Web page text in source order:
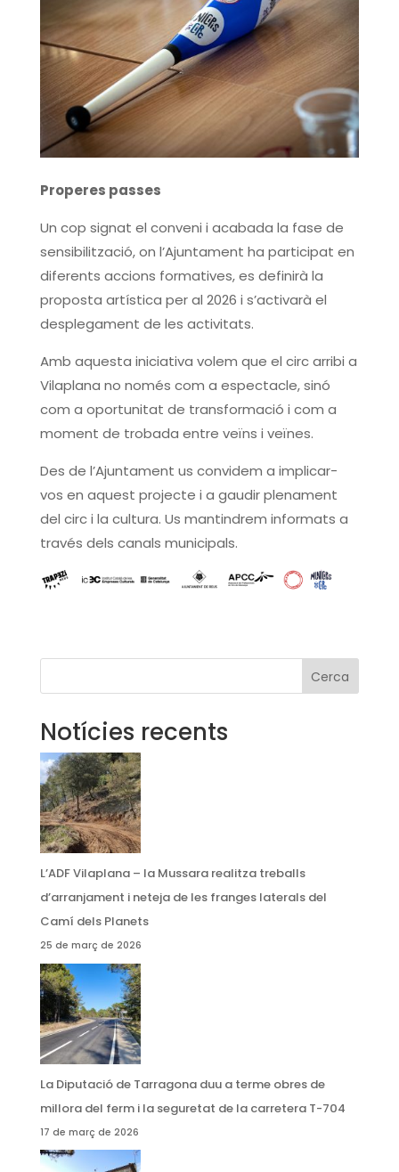
Properes passes
Un cop signat el conveni i acabada la fase de
sensibilització, on l’Ajuntament ha participat en
diferents accions formatives, es definirà la
proposta artística per al 2026 i s’activarà el
desplegament de les activitats.
Amb aquesta iniciativa volem que el circ arribi a
Vilaplana no només com a espectacle, sinó
com a oportunitat de transformació i com a
moment de trobada entre veïns i veïnes.
Des de l’Ajuntament us convidem a implicar-
vos en aquest projecte i a gaudir plenament
del circ i la cultura. Us mantindrem informats a
través dels canals municipals.
Cerca
Notícies recents
L’ADF Vilaplana – la Mussara realitza treballs
d’arranjament i neteja de les franges laterals del
Camí dels Planets
25 de març de 2026
La Diputació de Tarragona duu a terme obres de
millora del ferm i la seguretat de la carretera T-704
17 de març de 2026